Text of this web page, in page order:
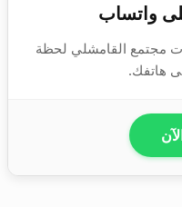
واتساب
مجتمع القامشلي لحظة
هاتفك.